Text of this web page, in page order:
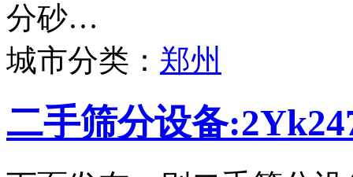
分砂…
城市分类： 郑州
二手筛分设备